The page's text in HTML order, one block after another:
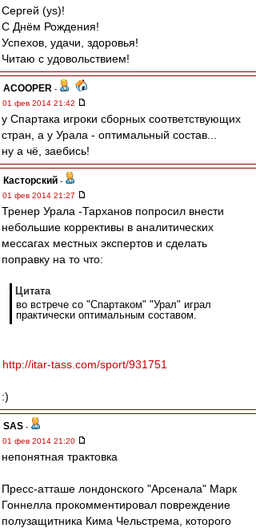
Сергей (ys)!
С Днём Рождения!
Успехов, удачи, здоровья!
Читаю с удовольствием!
ACOOPER -
01 фев 2014 21:42
у Спартака игроки сборных соответствующих
стран, а у Урала - оптимальный состав...
ну а чё, заебись!
Касторский -
01 фев 2014 21:27
Тренер Урала -Тарханов попросил внести
небольшие коррективы в аналитических
мессагах местных экспертов и сделать
поправку на то что:
Цитата
во встрече со "Спартаком" "Урал" играл
практически оптимальным составом.
http://itar-tass.com/sport/931751
:)
SAS -
01 фев 2014 21:20
непонятная трактовка
Пресс-атташе лондонского "Арсенала" Марк
Гоннелла прокомментировал повреждение
полузащитника Кима Чельстрема, которого